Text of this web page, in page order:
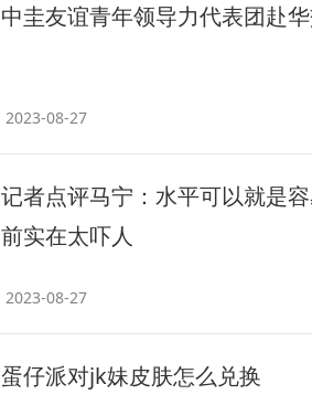
中圭友谊青年领导力代表团赴
2023-08-27
记者点评马宁：水平可以就是
前实在太吓人
2023-08-27
蛋仔派对jk妹皮肤怎么兑换